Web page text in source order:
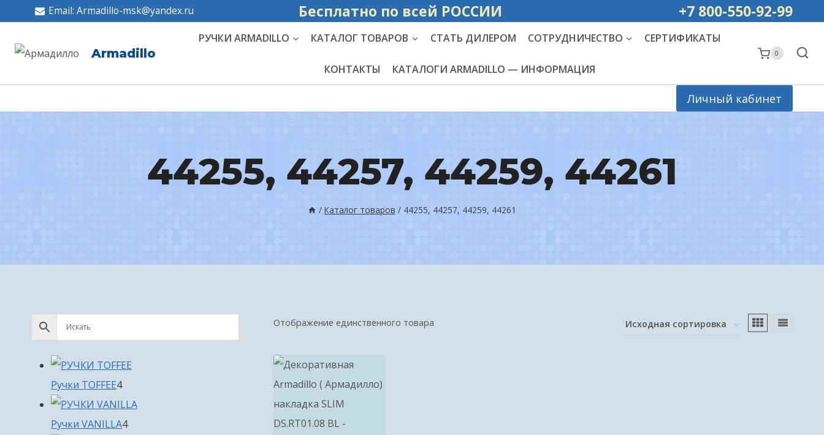
Перейти
содержимому
Email: Armadillo-msk@yandex.ru Бесплатно по всей РОССИИ +7 800-550-92-99
Armadillo
РУЧКИ ARMADILLO КАТАЛОГ ТОВАРОВ СТАТЬ ДИЛЕРОМ СОТРУДНИЧЕСТВО СЕРТИФИКАТЫ
КОНТАКТЫ КАТАЛОГИ ARMADILLO — ИНФОРМАЦИЯ
0
Личный кабинет
44255, 44257, 44259, 44261
/ Каталог товаров / 44255, 44257, 44259, 44261
Отображение единственного товара
Ручки TOFFEE44
товара
Ручки VANILLA44